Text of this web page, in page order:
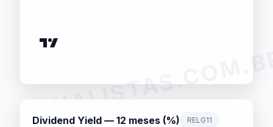
Dividend Yield — 12 meses (%) RELG11